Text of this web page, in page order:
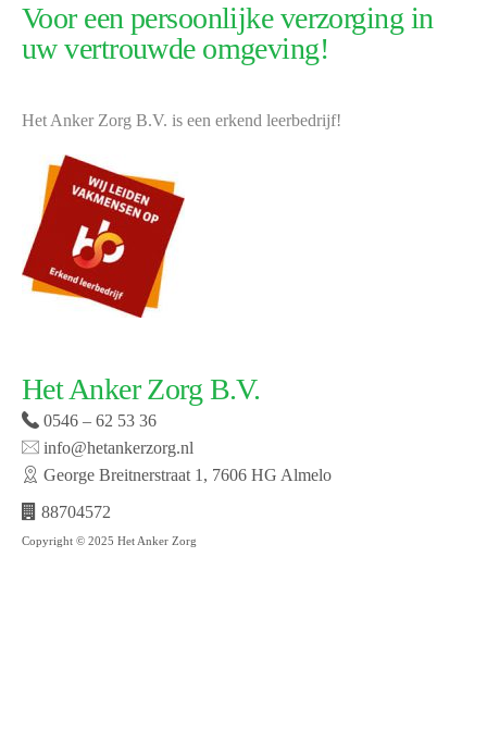
Voor een persoonlijke verzorging in
uw vertrouwde omgeving!
Het Anker Zorg B.V. is een erkend leerbedrijf!
Het Anker Zorg B.V.
0546 – 62 53 36
info@hetankerzorg.nl
George Breitnerstraat 1, 7606 HG Almelo
88704572
Copyright © 2025 Het Anker Zorg